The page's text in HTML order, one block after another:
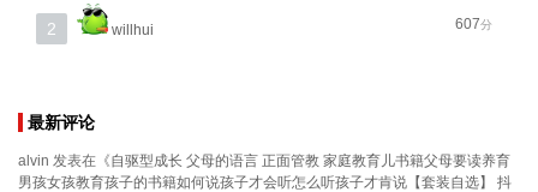
2 willhui 607分
最新评论
alvin 发表在《自驱型成长 父母的语言 正面管教 家庭教育儿书籍父母要读养育
男孩女孩教育孩子的书籍如何说孩子才会听怎么听孩子才肯说【套装自选】 抖